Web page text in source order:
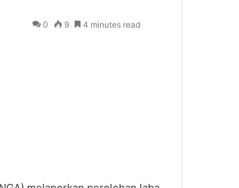
0 9 4 minutes read